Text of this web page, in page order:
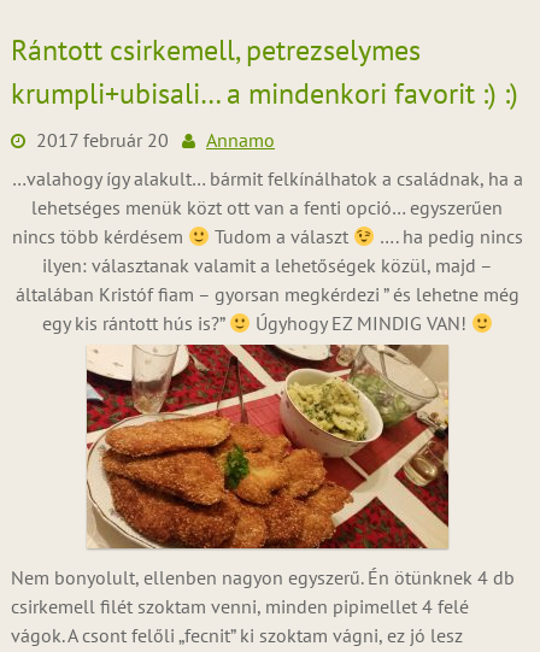
Rántott csirkemell, petrezselymes
krumpli+ubisali… a mindenkori favorit :) :)
2017 február 20
Annamo
…valahogy így alakult… bármit felkínálhatok a családnak, ha a
lehetséges menük közt ott van a fenti opció… egyszerűen
nincs több kérdésem
Tudom a választ
…. ha pedig nincs
ilyen: választanak valamit a lehetőségek közül, majd –
általában Kristóf fiam – gyorsan megkérdezi ” és lehetne még
egy kis rántott hús is?”
Úgyhogy EZ MINDIG VAN!
Nem bonyolult, ellenben nagyon egyszerű. Én ötünknek 4 db
csirkemell filét szoktam venni, minden pipimellet 4 felé
vágok. A csont felőli „fecnit” ki szoktam vágni, ez jó lesz